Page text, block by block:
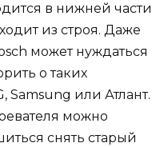
в нижней части
из строя. Даже
может нуждаться
о таких
Samsung или Атлант.
можно
снять старый